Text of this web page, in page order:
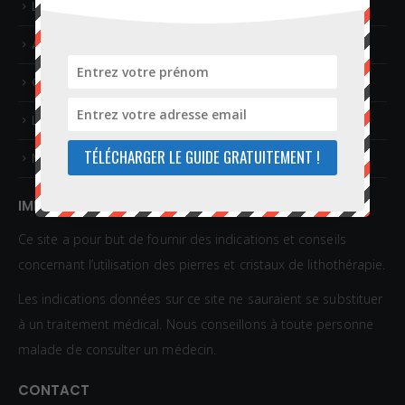
Liste des affections
Articles sur la lithothérapie
Guide gratuit
Livres sur les pierres et la lithothérapie
Nous contacter
IMPORTANT
Ce site a pour but de fournir des indications et conseils
concernant l’utilisation des pierres et cristaux de lithothérapie.
Les indications données sur ce site ne sauraient se substituer
à un traitement médical. Nous conseillons à toute personne
malade de consulter un médecin.
CONTACT
TÉLÉCHARGER LE GUIDE GRATUITEMENT !